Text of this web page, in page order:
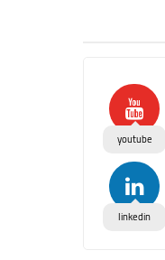
youtube
linkedin